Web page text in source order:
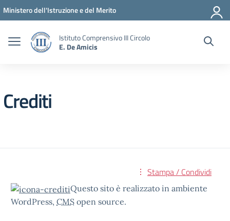
Vai ai contenuti
Vai al menu di navigazione
Vai al footer
Ministero dell'Istruzione e del Merito
Istituto Comprensivo III Circolo
E. De Amicis
Crediti
Stampa / Condividi
Questo sito è realizzato in ambiente
WordPress, CMS open source.